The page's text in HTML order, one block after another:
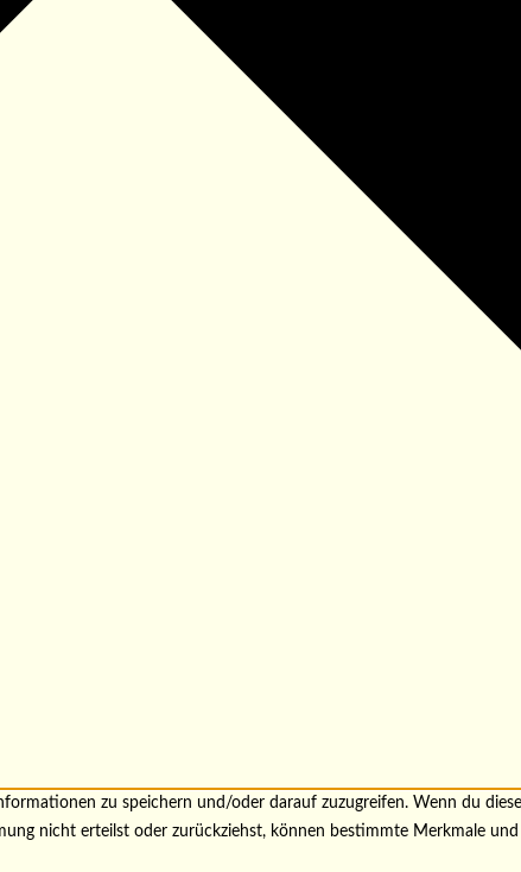
zu speichern und/oder darauf zuzugreifen. Wenn du
nicht erteilst oder zurückziehst, können bestimmte Merkmale